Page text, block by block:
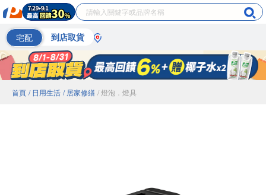
宅配 到店取貨
首頁 / 日用生活 / 居家修繕 / 燈泡．燈具